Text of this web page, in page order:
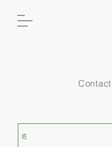
Contact